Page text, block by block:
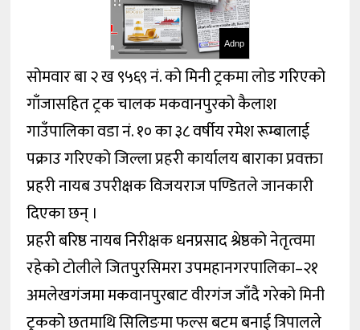
Adnp
सोमवार बा २ ख ९५६९ नं. को मिनी ट्रकमा लोड गरिएको
गाँजासहित ट्रक चालक मकवानपुरको कैलाश
गाउँपालिका वडा नं. १० का ३८ वर्षीय रमेश रूम्बालाई
पक्राउ गरिएको जिल्ला प्रहरी कार्यालय बाराका प्रवक्ता
प्रहरी नायब उपरीक्षक विजयराज पण्डितले जानकारी
दिएका छन् ।
प्रहरी बरिष्ठ नायब निरीक्षक धनप्रसाद श्रेष्ठको नेतृत्वमा
रहेको टोलीले जितपुरसिमरा उपमहानगरपालिका–२१
अमलेखगंजमा मकवानपुरबाट वीरगंज जाँदै गरेको मिनी
ट्रकको छतमाथि सिलिङमा फल्स बटम बनाई त्रिपालले